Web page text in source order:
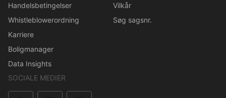
Handelsbetingelser
Whistleblowerordning
Karriere
Boligmanager
Data Insights
Vilkår
Søg sagsnr.
SOCIALE MEDIER